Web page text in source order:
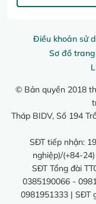
Điều khoản sử
Sơ đồ trang
© Bản quyền 2018
Tháp BIDV, Số 194
SĐT tiếp nhận:
nghiệp)/(+84-
SĐT Tổng đài
0385190066 -
0981951333 | SĐT